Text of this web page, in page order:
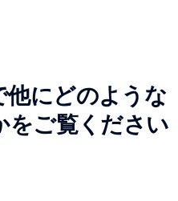
他にどのような
をご覧ください